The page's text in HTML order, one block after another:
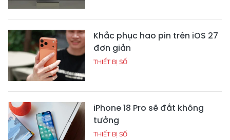
Khắc phục hao pin trên iOS 27
đơn giản
THIẾT BỊ SỐ
iPhone 18 Pro sẽ đắt không
tưởng
THIẾT BỊ SỐ